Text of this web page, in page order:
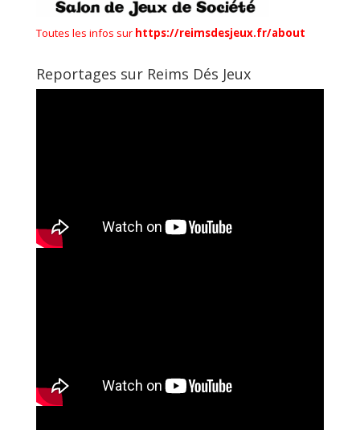
Toutes les infos sur https://reimsdesjeux.fr/about
Reportages sur Reims Dés Jeux